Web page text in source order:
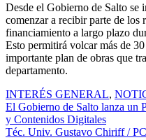
Desde el Gobierno de Salto se
comenzar a recibir parte de los
financiamiento a largo plazo
Esto permitirá volcar más de
importante plan de obras que
departamento.
INTERÉS GENERAL,
Navegación
de
El Gobierno de Salto lanza un
y Contenidos Digitales
Téc. Univ. Gustavo Chiriff /